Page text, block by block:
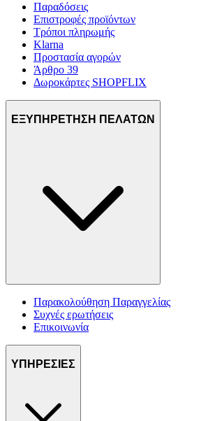
Παραδόσεις
Επιστροφές προϊόντων
Τρόποι πληρωμής
Klarna
Προστασία αγορών
Άρθρο 39
Δωροκάρτες SHOPFLIX
ΕΞΥΠΗΡΕΤΗΣΗ ΠΕΛΑΤΩΝ
Παρακολούθηση Παραγγελίας
Συχνές ερωτήσεις
Επικοινωνία
ΥΠΗΡΕΣΙΕΣ